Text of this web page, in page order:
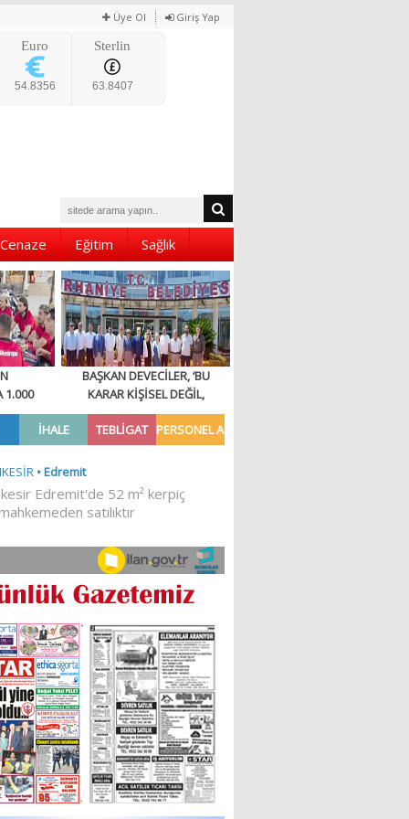
Üye Ol Giriş Yap
Euro
54.8356
Sterlin
63.8407
Cenaze Eğitim Sağlık
1.000
BAŞKAN DEVECİLER, ‘BU
KARAR KİŞİSEL DEĞİL,
İLKESEL BİR DURUŞTUR’
“18 Mart Çanakkale
Anlıyoruz?
18/03/2024
Aleyna Gürsoy
“GELİŞ VE GİDİŞLERİN
ARASINDA...”
07/04/2026
Fatma Zehra Köseley
MUSTAFA KEMALİN